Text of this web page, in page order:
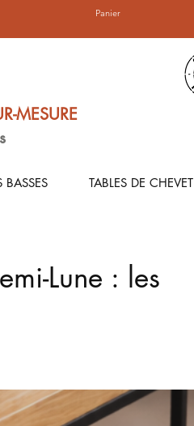
Panier
MESURE
BASSES TABLES DE CHEVET
Lune : les